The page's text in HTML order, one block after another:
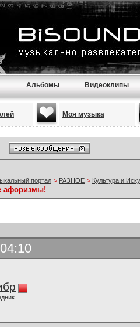
Альбомы Видеоклипы
Моя музыка
портал > РАЗНОЕ > Культура и
афоризмы!